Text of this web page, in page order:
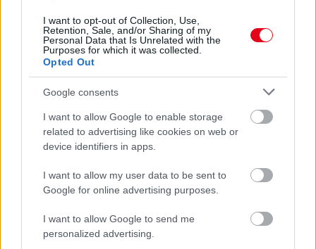
I want to opt-out of Collection, Use,
Retention, Sale, and/or Sharing of my
Personal Data that Is Unrelated with the
Purposes for which it was collected.
Opted Out
Google consents
I want to allow Google to enable storage
related to advertising like cookies on web or
device identifiers in apps.
I want to allow my user data to be sent to
Google for online advertising purposes.
I want to allow Google to send me
personalized advertising.
24 óra
Ezért párásodik be állandóan az ablak – egyszerűbb a